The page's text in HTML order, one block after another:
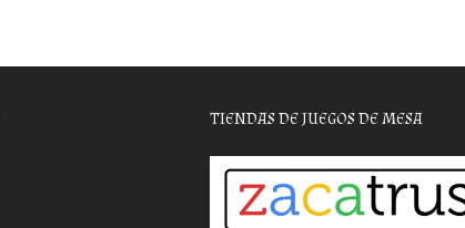
TIENDAS DE JUEGOS DE MESA